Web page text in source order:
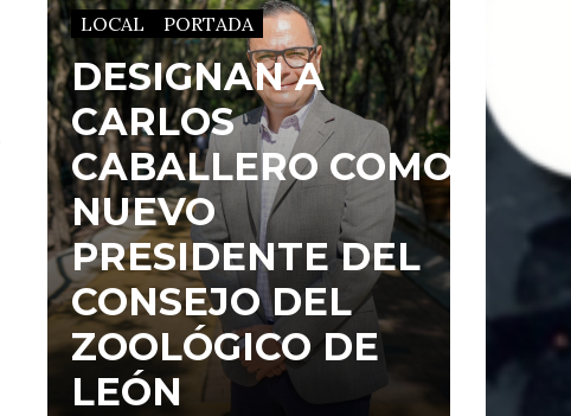
LOCAL PORTADA
DESIGNAN A
CARLOS
CABALLERO COMO
NUEVO
PRESIDENTE DEL
CONSEJO DEL
ZOOLÓGICO DE
LEÓN